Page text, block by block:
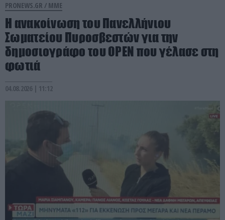
PRONEWS.GR / ΜΜΕ
Η ανακοίνωση του Πανελλήνιου
Σωματείου Πυροσβεστών για την
δημοσιογράφο του OPEN που γέλασε στη
φωτιά
04.08.2026 | 11:12